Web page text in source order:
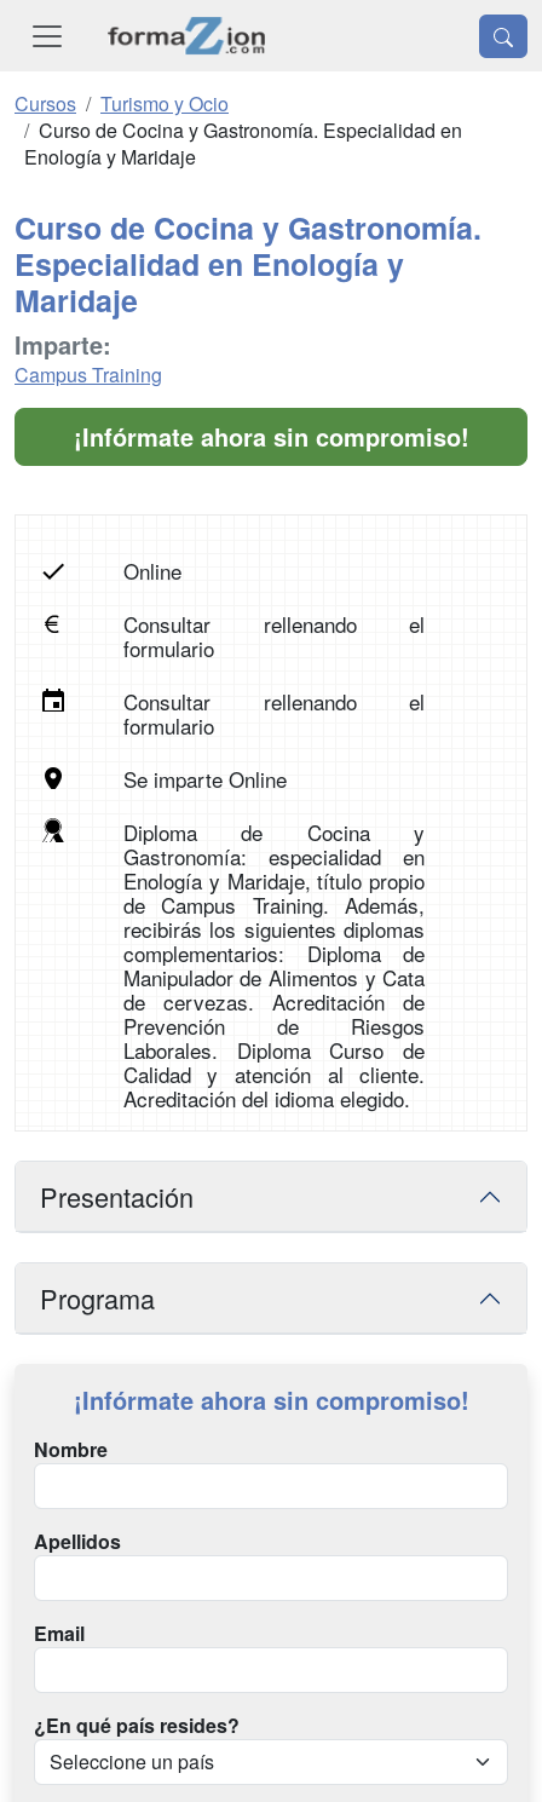
Cursos
Turismo y Ocio
Curso de Cocina y Gastronomía. Especialidad en
Enología y Maridaje
Curso de Cocina y Gastronomía.
Especialidad en Enología y
Maridaje
Imparte:
Campus Training
¡Infórmate ahora sin compromiso!
Online
Consultar rellenando el
formulario
Consultar rellenando el
formulario
Se imparte Online
Diploma de Cocina y
Gastronomía: especialidad en
Enología y Maridaje, título propio
de Campus Training. Además,
recibirás los siguientes diplomas
complementarios: Diploma de
Manipulador de Alimentos y Cata
de cervezas. Acreditación de
Prevención de Riesgos
Laborales. Diploma Curso de
Calidad y atención al cliente.
Acreditación del idioma elegido.
Presentación
Programa
¡Infórmate ahora sin compromiso!
Nombre
Apellidos
Email
¿En qué país resides?